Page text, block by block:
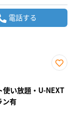
電話する
り登
録
使い放題・U-NEXT
ン有